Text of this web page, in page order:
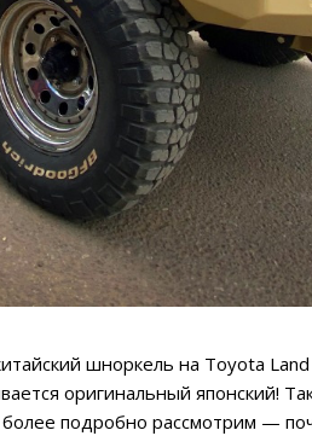
шноркель на Toyota
оригинальный японский!
подробно рассмотрим —